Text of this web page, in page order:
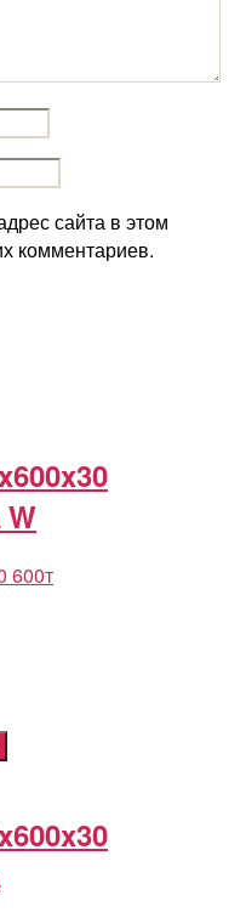
сайта в этом
комментариев.
600т